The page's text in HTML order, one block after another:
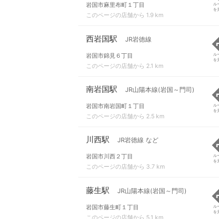
岩国市麻里布町１丁目
このページの店舗から 1.9 km
ル
を
西岩国駅 JR岩徳線
岩国市錦見６丁目
このページの店舗から 2.1 km
ル
を
南岩国駅 JR山陽本線(岩国～門司)
岩国市南岩国町１丁目
このページの店舗から 2.5 km
ル
を
川西駅 JR岩徳線 など
岩国市川西２丁目
このページの店舗から 3.7 km
ル
を
藤生駅 JR山陽本線(岩国～門司)
岩国市藤生町１丁目
このページの店舗から 5.1 km
ル
を